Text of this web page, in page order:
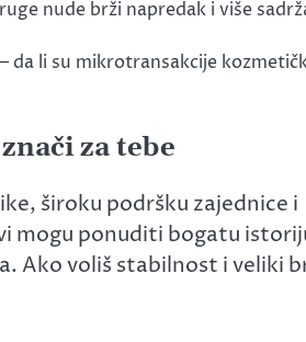
nude brži napredak i više
da li su mikrotransakcije
za tebe
široku podršku zajednice i
mogu ponuditi bogatu
Ako voliš stabilnost i veliki